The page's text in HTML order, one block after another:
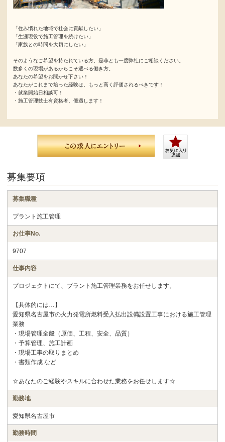
「住み慣れた地域で社会に貢献したい」
「生涯現役で施工管理を続けたい」
「家族との時間を大切にしたい」
そのようなご希望を持たれている方、是非とも一度弊社にご相談ください。
数多くの現場があるからこそ選べる働き方。
あなたの希望をお聞かせ下さい！
あなたがこれまで培った経験は、もっと高く評価されるべきです！
・就業開始日相談可！
・施工管理技士有資格者、優遇します！
募集要項
募集職種
プラント施工管理
お仕事No.
9707
仕事内容
プロジェクトにて、プラント施工管理業務をお任せします。
【具体的には…】
愛知県名古屋市の火力発電所燃料受入払出設備設置工事における施工管理
業務
・現場管理全般（原価、工程、安全、品質）
・予算管理、施工計画
・現場工事の取りまとめ
・書類作成 など
☆あなたのご経験やスキルに合わせた業務をお任せします☆
勤務地
愛知県名古屋市
勤務時間